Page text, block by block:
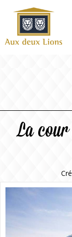
Site
officiel
de
La